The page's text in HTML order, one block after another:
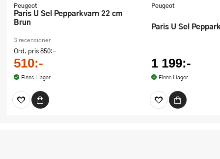
Peugeot
Paris U Sel Pepparkvarn 22 cm
Brun
3 recensioner
Ord. pris850:-
510:-
Finns i lager
Peugeot
Paris U Sel
1 199:-
Finns i lager